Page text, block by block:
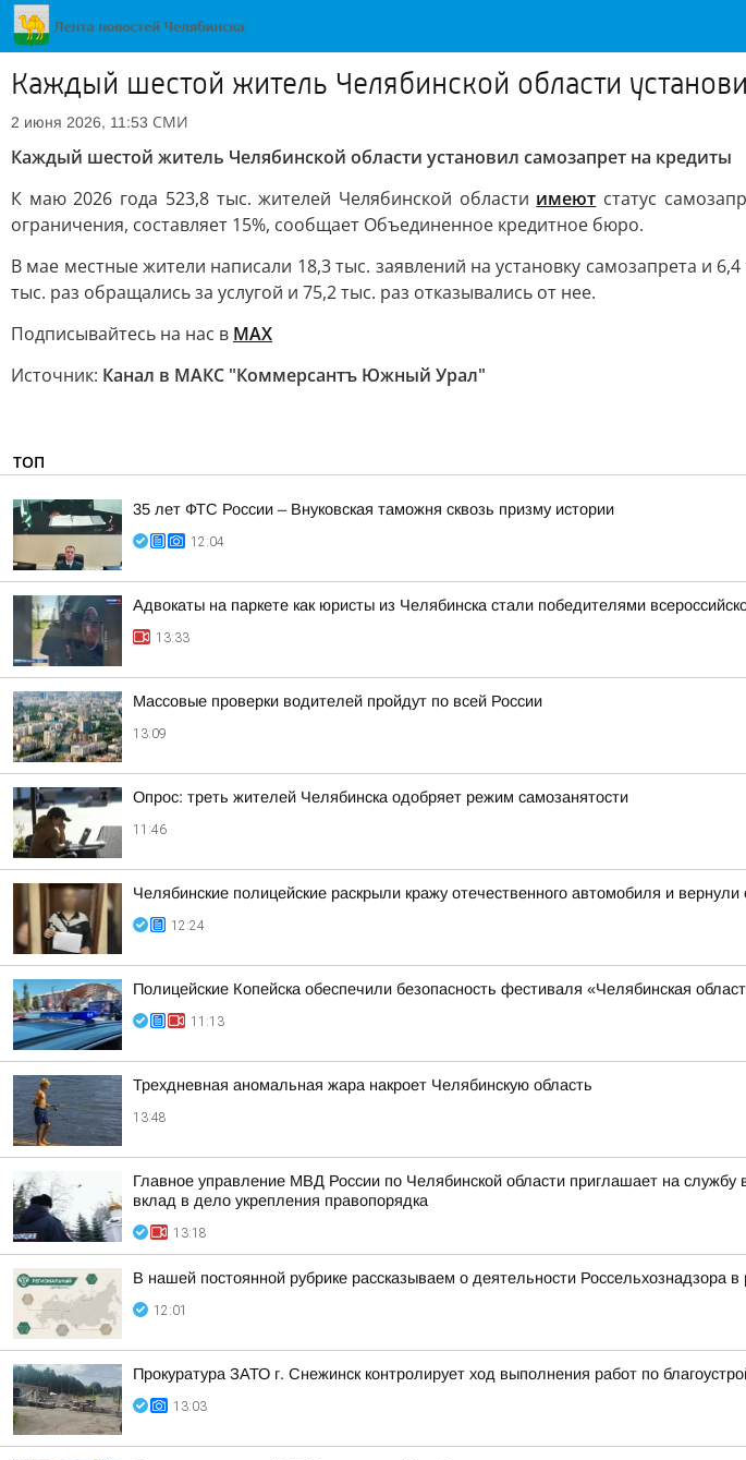
Каждый шестой житель Челябинской области
2 июня 2026, 11:53 СМИ
Каждый шестой житель Челябинской области установил самозапрет на кредиты
К маю 2026 года 523,8 тыс. жителей Челябинской области имеют статус
ограничения, составляет 15%, сообщает Объединенное кредитное бюро.
В мае местные жители написали 18,3 тыс. заявлений на установку самозапрета и
тыс. раз обращались за услугой и 75,2 тыс. раз отказывались от нее.
Подписывайтесь на нас в MAХ
Источник: Канал в МАКС "Коммерсантъ Южный Урал"
ТОП
35 лет ФТС России – Внуковская таможня сквозь призму истории
12:04
Адвокаты на паркете как юристы из Челябинска стали победителями
13:33
Массовые проверки водителей пройдут по всей России
13:09
Опрос: треть жителей Челябинска одобряет режим самозанятости
11:46
Челябинские полицейские раскрыли кражу отечественного автомобиля и вернули
12:24
Полицейские Копейска обеспечили безопасность фестиваля «Челябинская
11:13
Трехдневная аномальная жара накроет Челябинскую область
13:48
Главное управление МВД России по Челябинской области приглашает на
вклад в дело укрепления правопорядка
13:18
В нашей постоянной рубрике рассказываем о деятельности Россельхознадзора в
12:01
Прокуратура ЗАТО г. Снежинск контролирует ход выполнения работ по
13:03